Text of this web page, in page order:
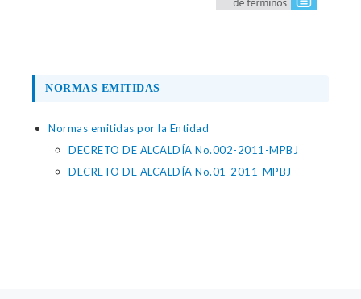
NORMAS EMITIDAS
Normas emitidas por la Entidad
DECRETO DE ALCALDÍA No.002-2011-MPBJ
DECRETO DE ALCALDÍA No.01-2011-MPBJ